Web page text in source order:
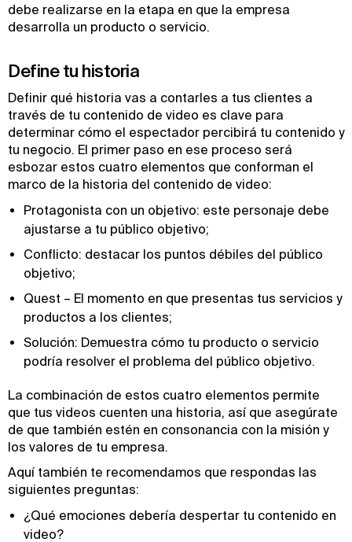
debe realizarse en la etapa en que la empresa
desarrolla un producto o servicio.
Define tu historia
Definir qué historia vas a contarles a tus clientes a
través de tu contenido de video es clave para
determinar cómo el espectador percibirá tu contenido y
tu negocio. El primer paso en ese proceso será
esbozar estos cuatro elementos que conforman el
marco de la historia del contenido de video:
Protagonista con un objetivo: este personaje debe
ajustarse a tu público objetivo;
Conflicto: destacar los puntos débiles del público
objetivo;
Quest – El momento en que presentas tus servicios y
productos a los clientes;
Solución: Demuestra cómo tu producto o servicio
podría resolver el problema del público objetivo.
La combinación de estos cuatro elementos permite
que tus videos cuenten una historia, así que asegúrate
de que también estén en consonancia con la misión y
los valores de tu empresa.
Aquí también te recomendamos que respondas las
siguientes preguntas:
¿Qué emociones debería despertar tu contenido en
video?